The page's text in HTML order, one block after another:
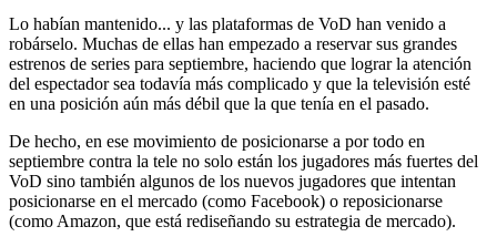
Lo habían mantenido... y las plataformas de VoD han venido a
robárselo. Muchas de ellas han empezado a reservar sus grandes
estrenos de series para septiembre, haciendo que lograr la atención
del espectador sea todavía más complicado y que la televisión esté
en una posición aún más débil que la que tenía en el pasado.
De hecho, en ese movimiento de posicionarse a por todo en
septiembre contra la tele no solo están los jugadores más fuertes del
VoD sino también algunos de los nuevos jugadores que intentan
posicionarse en el mercado (como Facebook) o reposicionarse
(como Amazon, que está rediseñando su estrategia de mercado).